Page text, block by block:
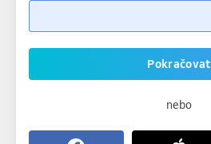
Pokračovat
nebo